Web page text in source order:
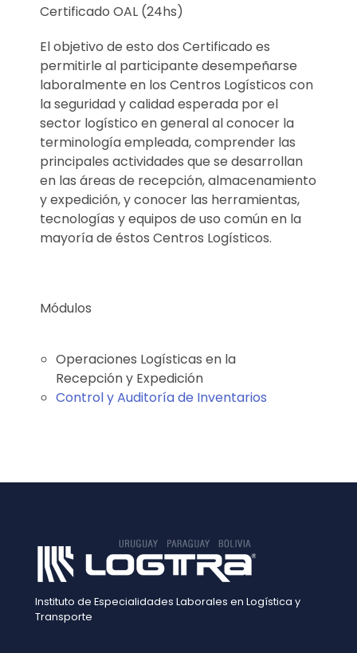
Certificado OAL (24hs)
El objetivo de esto dos Certificado es
permitirle al participante desempeñarse
laboralmente en los Centros Logísticos con
la seguridad y calidad esperada por el
sector logístico en general al conocer la
terminología empleada, comprender las
principales actividades que se desarrollan
en las áreas de recepción, almacenamiento
y expedición, y conocer las herramientas,
tecnologías y equipos de uso común en la
mayoría de éstos Centros Logísticos.
Módulos
Operaciones Logísticas en la
Recepción y Expedición
Control y Auditoría de Inventarios
Instituto de Especialidades Laborales en Logística y
Transporte